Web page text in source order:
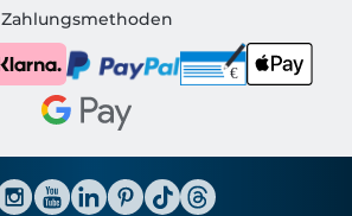
Shirtinator AT
Zahlungsmethoden